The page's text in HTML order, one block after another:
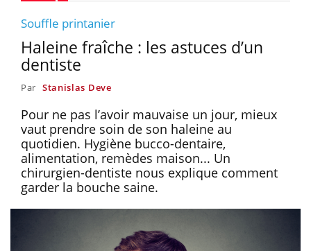
Souffle printanier
Haleine fraîche : les astuces d’un
dentiste
Par Stanislas Deve
Pour ne pas l’avoir mauvaise un jour, mieux
vaut prendre soin de son haleine au
quotidien. Hygiène bucco-dentaire,
alimentation, remèdes maison... Un
chirurgien-dentiste nous explique comment
garder la bouche saine.